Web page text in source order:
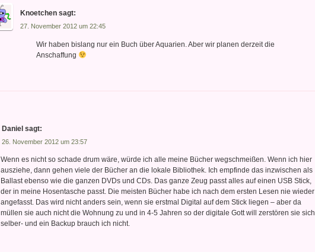
Knoetchen sagt:
27. November 2012 um 22:45
Wir haben bislang nur ein Buch über Aquarien. Aber wir planen derzeit die
Anschaffung
Daniel sagt:
26. November 2012 um 23:57
Wenn es nicht so schade drum wäre, würde ich alle meine Bücher wegschmeißen. Wenn ich hier
ausziehe, dann gehen viele der Bücher an die lokale Bibliothek. Ich empfinde das inzwischen als
Ballast ebenso wie die ganzen DVDs und CDs. Das ganze Zeug passt alles auf einen USB Stick,
der in meine Hosentasche passt. Die meisten Bücher habe ich nach dem ersten Lesen nie wieder
angefasst. Das wird nicht anders sein, wenn sie erstmal Digital auf dem Stick liegen – aber da
müllen sie auch nicht die Wohnung zu und in 4-5 Jahren so der digitale Gott will zerstören sie sich
selber- und ein Backup brauch ich nicht.